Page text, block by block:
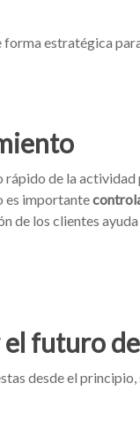
forma estratégica
de la
es importante
los clientes
futuro
desde el